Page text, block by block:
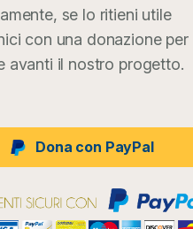
se lo ritieni utile
con una donazione per
avanti il nostro progetto.
Dona con PayPal